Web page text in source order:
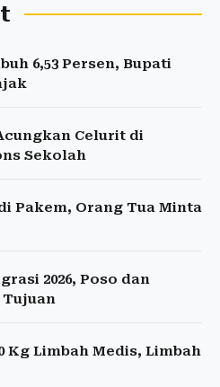
6,53 Persen, Bupati
Celurit di
Sekolah
Pakem, Orang Tua Minta
2026, Poso dan
Kg Limbah Medis, Limbah